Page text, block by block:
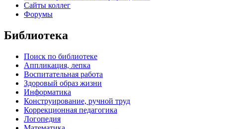
Сайты коллег
Форумы
Библиотека
Поиск по библиотеке
Аппликация, лепка
Воспитательная работа
Здоровый образ жизни
Информатика
Конструирование, ручной труд
Коррекционная педагогика
Логопедия